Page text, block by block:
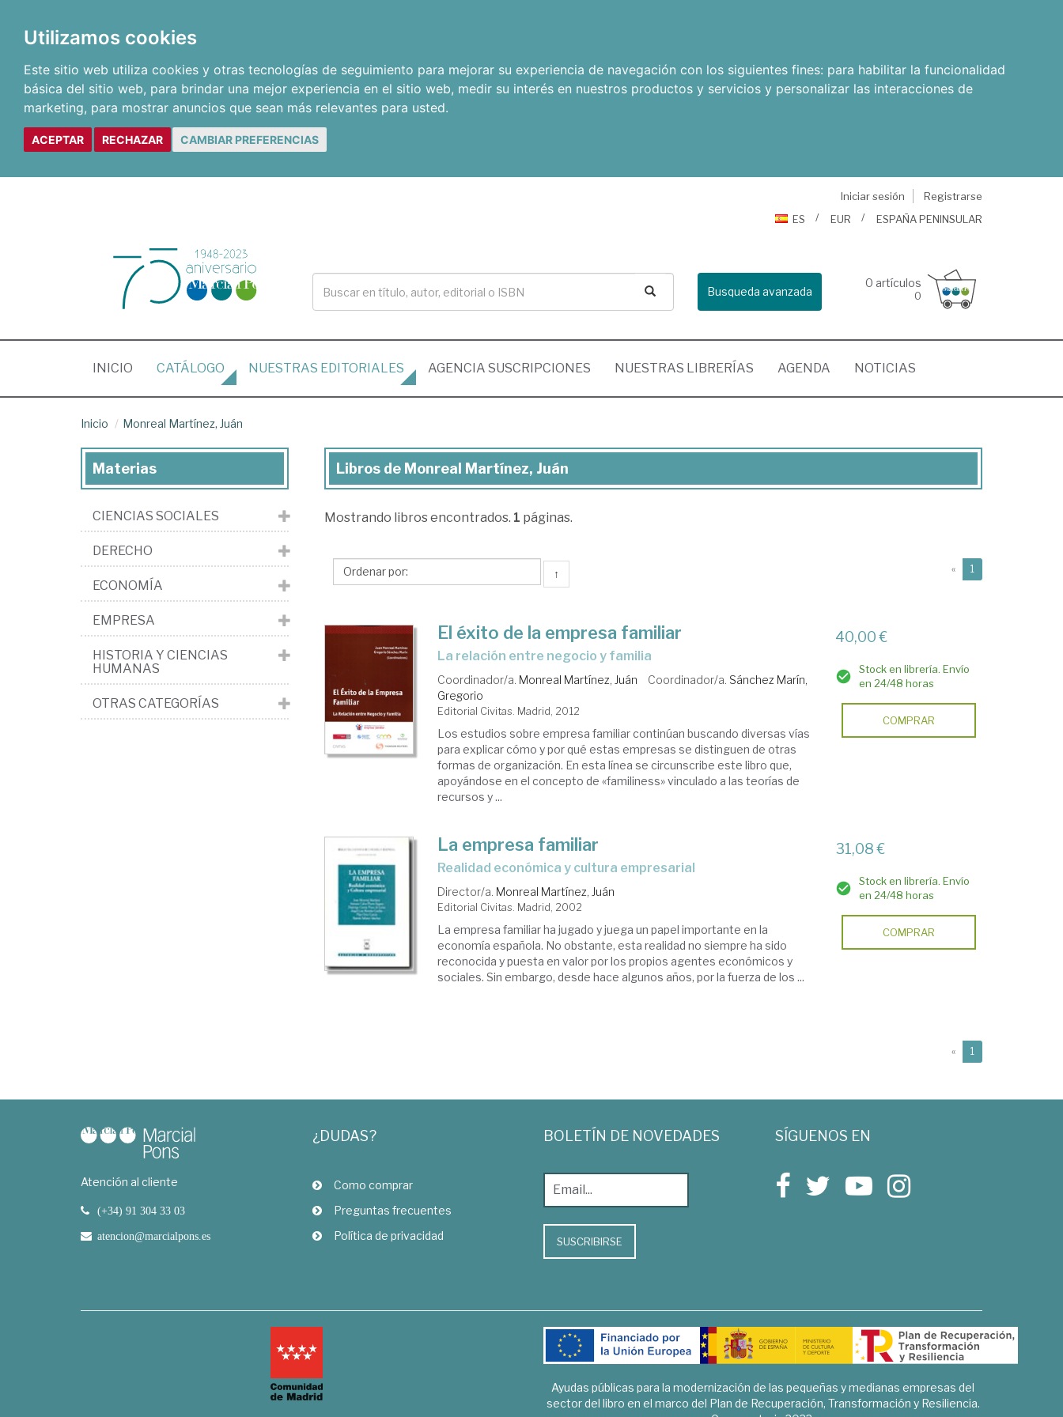
Utilizamos cookies
Este sitio web utiliza cookies y otras tecnologías de seguimiento para mejorar su experiencia de navegación con los siguientes fines: para habilitar la funcionalidad
básica del sitio web, para brindar una mejor experiencia en el sitio web, medir su interés en nuestros productos y servicios y personalizar las interacciones de
marketing, para mostrar anuncios que sean más relevantes para usted.
ACEPTAR RECHAZAR CAMBIAR PREFERENCIAS
Iniciar sesión
Registrarse
ES
EUR ESPAÑA PENINSULAR
Busqueda avanzada
0 artículos
0
INICIO (CURRENT)
CATÁLOGO NUESTRAS EDITORIALES AGENCIA SUSCRIPCIONES NUESTRAS LIBRERÍAS AGENDA NOTICIAS
Inicio Monreal Martínez, Juán
Libros
Monreal
Juán
Libros de Monreal Martínez, Juán
Mostrando libros encontrados. 1 páginas.
↑ « 1
El éxito de la empresa familiar
la relación entre negocio y familia
Coordinador/a. Monreal Martínez, Juán Coordinador/a. Sánchez Marín,
Gregorio
Editorial Civitas. Madrid, 2012
Los estudios sobre empresa familiar continúan buscando diversas vías
para explicar cómo y por qué estas empresas se distinguen de otras
formas de organización. En esta línea se circunscribe este libro que,
apoyándose en el concepto de «familiness» vinculado a las teorías de
recursos y ...
40,00 €
Stock en librería. Envío
en 24/48 horas
COMPRAR
La empresa familiar
realidad económica y cultura empresarial
Director/a. Monreal Martínez, Juán
Editorial Civitas. Madrid, 2002
La empresa familiar ha jugado y juega un papel importante en la
economía española. No obstante, esta realidad no siempre ha sido
reconocida y puesta en valor por los propios agentes económicos y
sociales. Sin embargo, desde hace algunos años, por la fuerza de los ...
31,08 €
Stock en librería. Envío
en 24/48 horas
COMPRAR
« 1
Materias
CIENCIAS SOCIALES
DERECHO
ECONOMÍA
EMPRESA
HISTORIA Y CIENCIAS
HUMANAS
OTRAS CATEGORÍAS
Atención al cliente
(+34) 91 304 33 03
atencion@marcialpons.es
¿DUDAS?
Como comprar
Preguntas frecuentes
Política de privacidad
BOLETÍN DE NOVEDADES
SUSCRIBIRSE
SÍGUENOS EN
Ayudas públicas para la modernización de las pequeñas y medianas empresas del
sector del libro en el marco del Plan de Recuperación, Transformación y Resiliencia.